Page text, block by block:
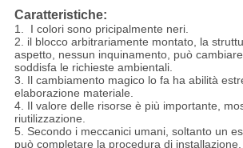
Caratteristiche:
1.
I colori sono pricipalmente neri.
2. il blocco arbitrariamente montato, la
aspetto, nessun inquinamento, può
soddisfa le richieste ambientali.
3. Il cambiamento magico lo fa ha abilità
elaborazione materiale.
4. Il valore delle risorse è più importante,
riutilizzazione.
5. Secondo i meccanici umani, soltanto un
può completare la procedura di installazione.